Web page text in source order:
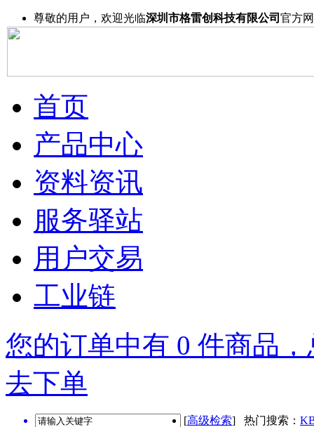
尊敬的用户，欢迎光临深圳市格雷创科技有限公司 官方
首页
产品中心
资料资讯
服务驿站
用户交易
工业链
您的订单中有 0 件商品
去下单
[高级检索] 热门搜索：